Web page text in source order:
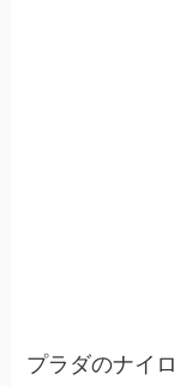
プラダのナイ